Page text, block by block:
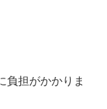
負担がかかりま